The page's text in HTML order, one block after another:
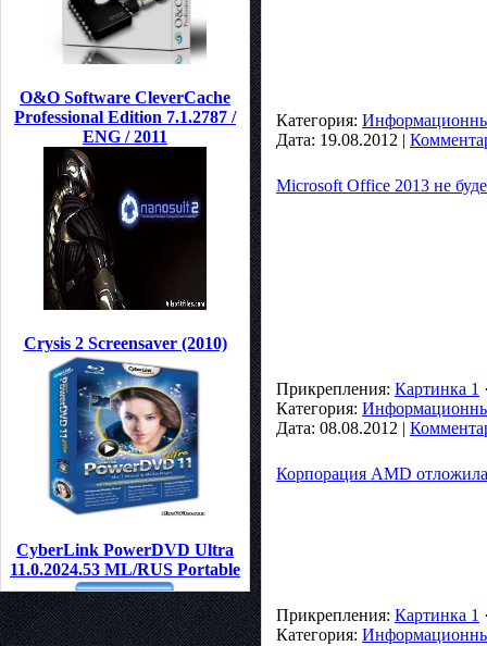
O&O Software CleverCache
Professional Edition 7.1.2787 /
ENG / 2011
Crysis 2 Screensaver (2010)
CyberLink PowerDVD Ultra
11.0.2024.53 ML/RUS Portable
Категория:
Дата: 19.08.2012 |
Microsoft Office 2013 не
Прикрепления: Картинка 1
Категория:
Дата: 08.08.2012 |
Корпорация AMD
Прикрепления: Картинка 1
Категория: